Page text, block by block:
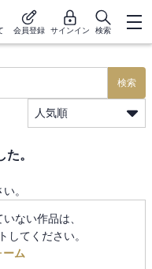
会員登録 サインイン 検索
検索
人気順
。
。
ない作品は、
してください。
ーム